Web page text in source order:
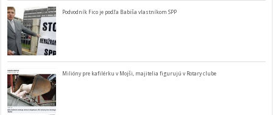
Podvodník Fico je podľa Babiša vlastníkom SPP
Milióny pre kafilérku v Mojši, majitelia figurujú v Rotary clube